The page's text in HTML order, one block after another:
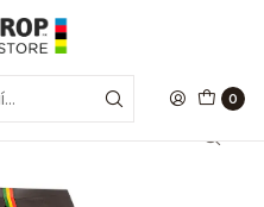
0
Molido
Caramel Nut Cream 227gr